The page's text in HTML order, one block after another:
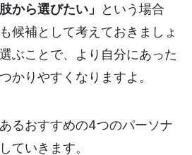
から選びたい」
という場合
候補として考えておきましょ
ぶことで、より自分にあった
かりやすくなりますよ。
るおすすめの4つのパーソナ
ていきます。